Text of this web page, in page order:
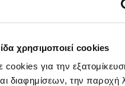
χρησιμοποιεί cookies
cookies για την
διαφημίσεων, την παροχή